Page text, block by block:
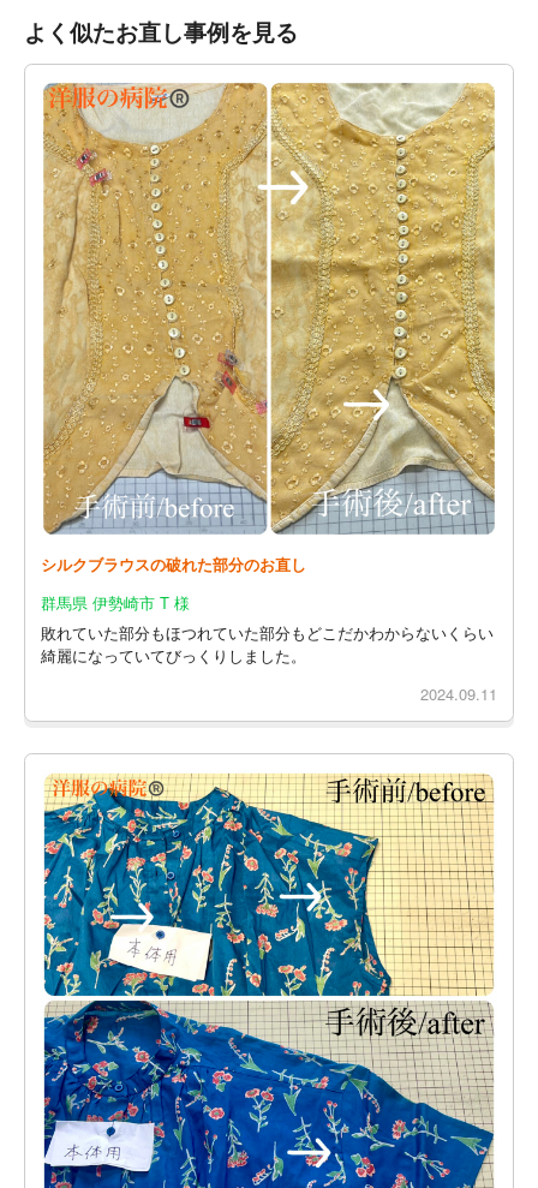
よく似たお直し事例を見る
シルクブラウスの破れた部分のお直し
群馬県 伊勢崎市 T 様
敗れていた部分もほつれていた部分もどこだかわからないくらい
綺麗になっていてびっくりしました。
2024.09.11